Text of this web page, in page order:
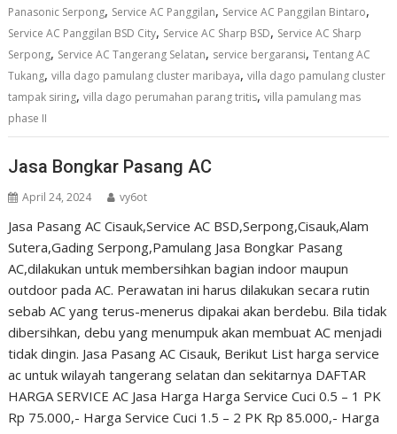
Panasonic Serpong, Service AC Panggilan, Service AC Panggilan Bintaro,
Service AC Panggilan BSD City, Service AC Sharp BSD, Service AC Sharp
Serpong, Service AC Tangerang Selatan, service bergaransi,Tentang AC
Tukang,villa dago pamulang cluster maribaya,villa dago pamulang cluster
tampak siring,villa dago perumahan parang tritis,villa pamulang mas
phase II
Jasa Bongkar Pasang AC
April 24, 2024 vy6ot
Jasa Pasang AC Cisauk,Service AC BSD,Serpong,Cisauk,Alam
Sutera,Gading Serpong,Pamulang Jasa Bongkar Pasang
AC,dilakukan untuk membersihkan bagian indoor maupun
outdoor pada AC. Perawatan ini harus dilakukan secara rutin
sebab AC yang terus-menerus dipakai akan berdebu. Bila tidak
dibersihkan, debu yang menumpuk akan membuat AC menjadi
tidak dingin. Jasa Pasang AC Cisauk, Berikut List harga service
ac untuk wilayah tangerang selatan dan sekitarnya DAFTAR
HARGA SERVICE AC Jasa Harga Harga Service Cuci 0.5 – 1 PK
Rp 75.000,- Harga Service Cuci 1.5 – 2 PK Rp 85.000,- Harga